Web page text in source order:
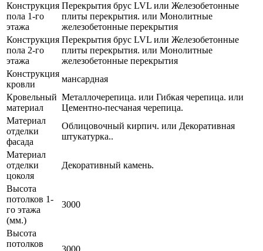
Конструкция
пола 1-го
этажа
Перекрытия брус LVL или Железобетонные
плиты перекрытия. или Монолитные
железобетонные перекрытия
Конструкция
пола 2-го
этажа
Перекрытия брус LVL или Железобетонные
плиты перекрытия. или Монолитные
железобетонные перекрытия
Конструкция
кровли
мансардная
Кровельный
материал
Металлочерепица. или Гибкая черепица. или
Цементно-песчаная черепица.
Материал
отделки
фасада
Облицовочный кирпич. или Декоративная
штукатурка..
Материал
отделки
цоколя
Декоративный камень.
Высота
потолков 1-
го этажа
(мм.)
3000
Высота
потолков